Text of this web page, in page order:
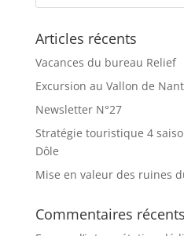
Articles récents
Vacances du bureau Relief
Excursion au Vallon de Nant
Newsletter N°27
Stratégie touristique 4
Dôle
Mise en valeur des ruines
Commentaires récents